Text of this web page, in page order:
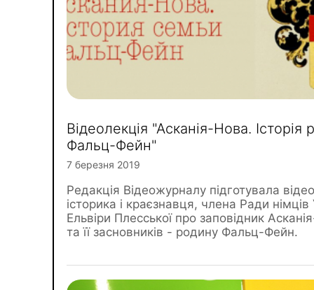
Відеолекція "Асканія-Нова. Історія
Фальц-Фейн"
7 березня 2019
Редакція Відеожурналу підготувала
історика і краєзнавця, члена Ради німців
Ельвіри Плесської про заповідник
та її засновників - родину Фальц-Фейн.